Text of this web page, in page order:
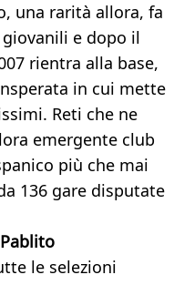
una rarità allora, fa
e dopo il
rientra alla base,
in cui mette
Reti che ne
emergente club
più che mai
136 gare disputate
le selezioni